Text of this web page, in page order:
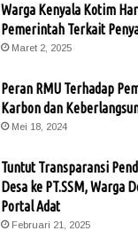
Warga Kenyala Kotim
Pemerintah Terkait
Maret 2, 2025
Peran RMU Terhadap
Karbon dan
Mei 18, 2024
Tuntut Transparansi
Desa ke PT.SSM, Warga
Portal Adat
Februari 21, 2025